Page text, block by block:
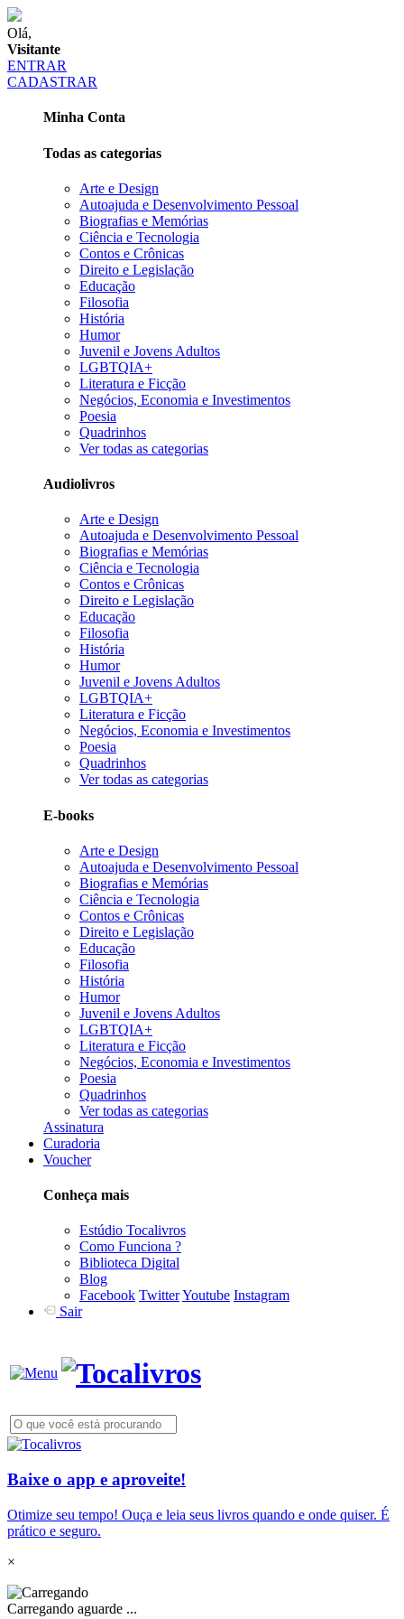
Olá,
Visitante
ENTRAR
CADASTRAR
Minha Conta
Todas as categorias
Arte e Design
Autoajuda e Desenvolvimento Pessoal
Biografias e Memórias
Ciência e Tecnologia
Contos e Crônicas
Direito e Legislação
Educação
Filosofia
História
Humor
Juvenil e Jovens Adultos
LGBTQIA+
Literatura e Ficção
Negócios, Economia e Investimentos
Poesia
Quadrinhos
Ver todas as categorias
Audiolivros
Arte e Design
Autoajuda e Desenvolvimento Pessoal
Biografias e Memórias
Ciência e Tecnologia
Contos e Crônicas
Direito e Legislação
Educação
Filosofia
História
Humor
Juvenil e Jovens Adultos
LGBTQIA+
Literatura e Ficção
Negócios, Economia e Investimentos
Poesia
Quadrinhos
Ver todas as categorias
E-books
Arte e Design
Autoajuda e Desenvolvimento Pessoal
Biografias e Memórias
Ciência e Tecnologia
Contos e Crônicas
Direito e Legislação
Educação
Filosofia
História
Humor
Juvenil e Jovens Adultos
LGBTQIA+
Literatura e Ficção
Negócios, Economia e Investimentos
Poesia
Quadrinhos
Ver todas as categorias
Assinatura
Curadoria
Voucher
Conheça mais
Estúdio Tocalivros
Como Funciona ?
Biblioteca Digital
Blog
Facebook TwitterYoutube Instagram
Sair
Baixe o app e aproveite!
Otimize seu tempo! Ouça e leia seus livros quando e onde quiser. É
prático e seguro.
×
Carregando aguarde ...